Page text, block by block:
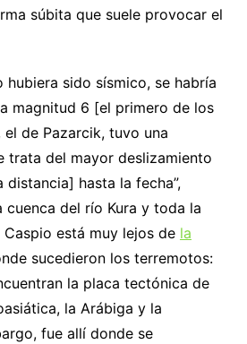
súbita que suele provocar el
hubiera sido sísmico, se habría
magnitud 6 [el primero de los
el de Pazarcik, tuvo una
trata del mayor deslizamiento
hasta la fecha”,
cuenca del río Kura y toda la
está muy lejos de la
sucedieron los terremotos:
la placa tectónica de
la Arábiga y la
fue allí donde se